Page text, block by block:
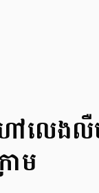
ហៅលេ
ម